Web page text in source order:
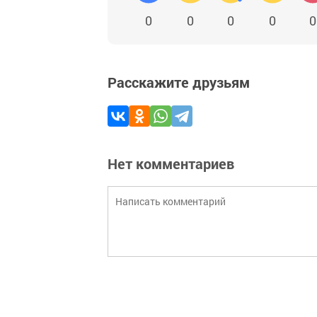
0 0 0 0 0
Расскажите друзьям
Нет комментариев